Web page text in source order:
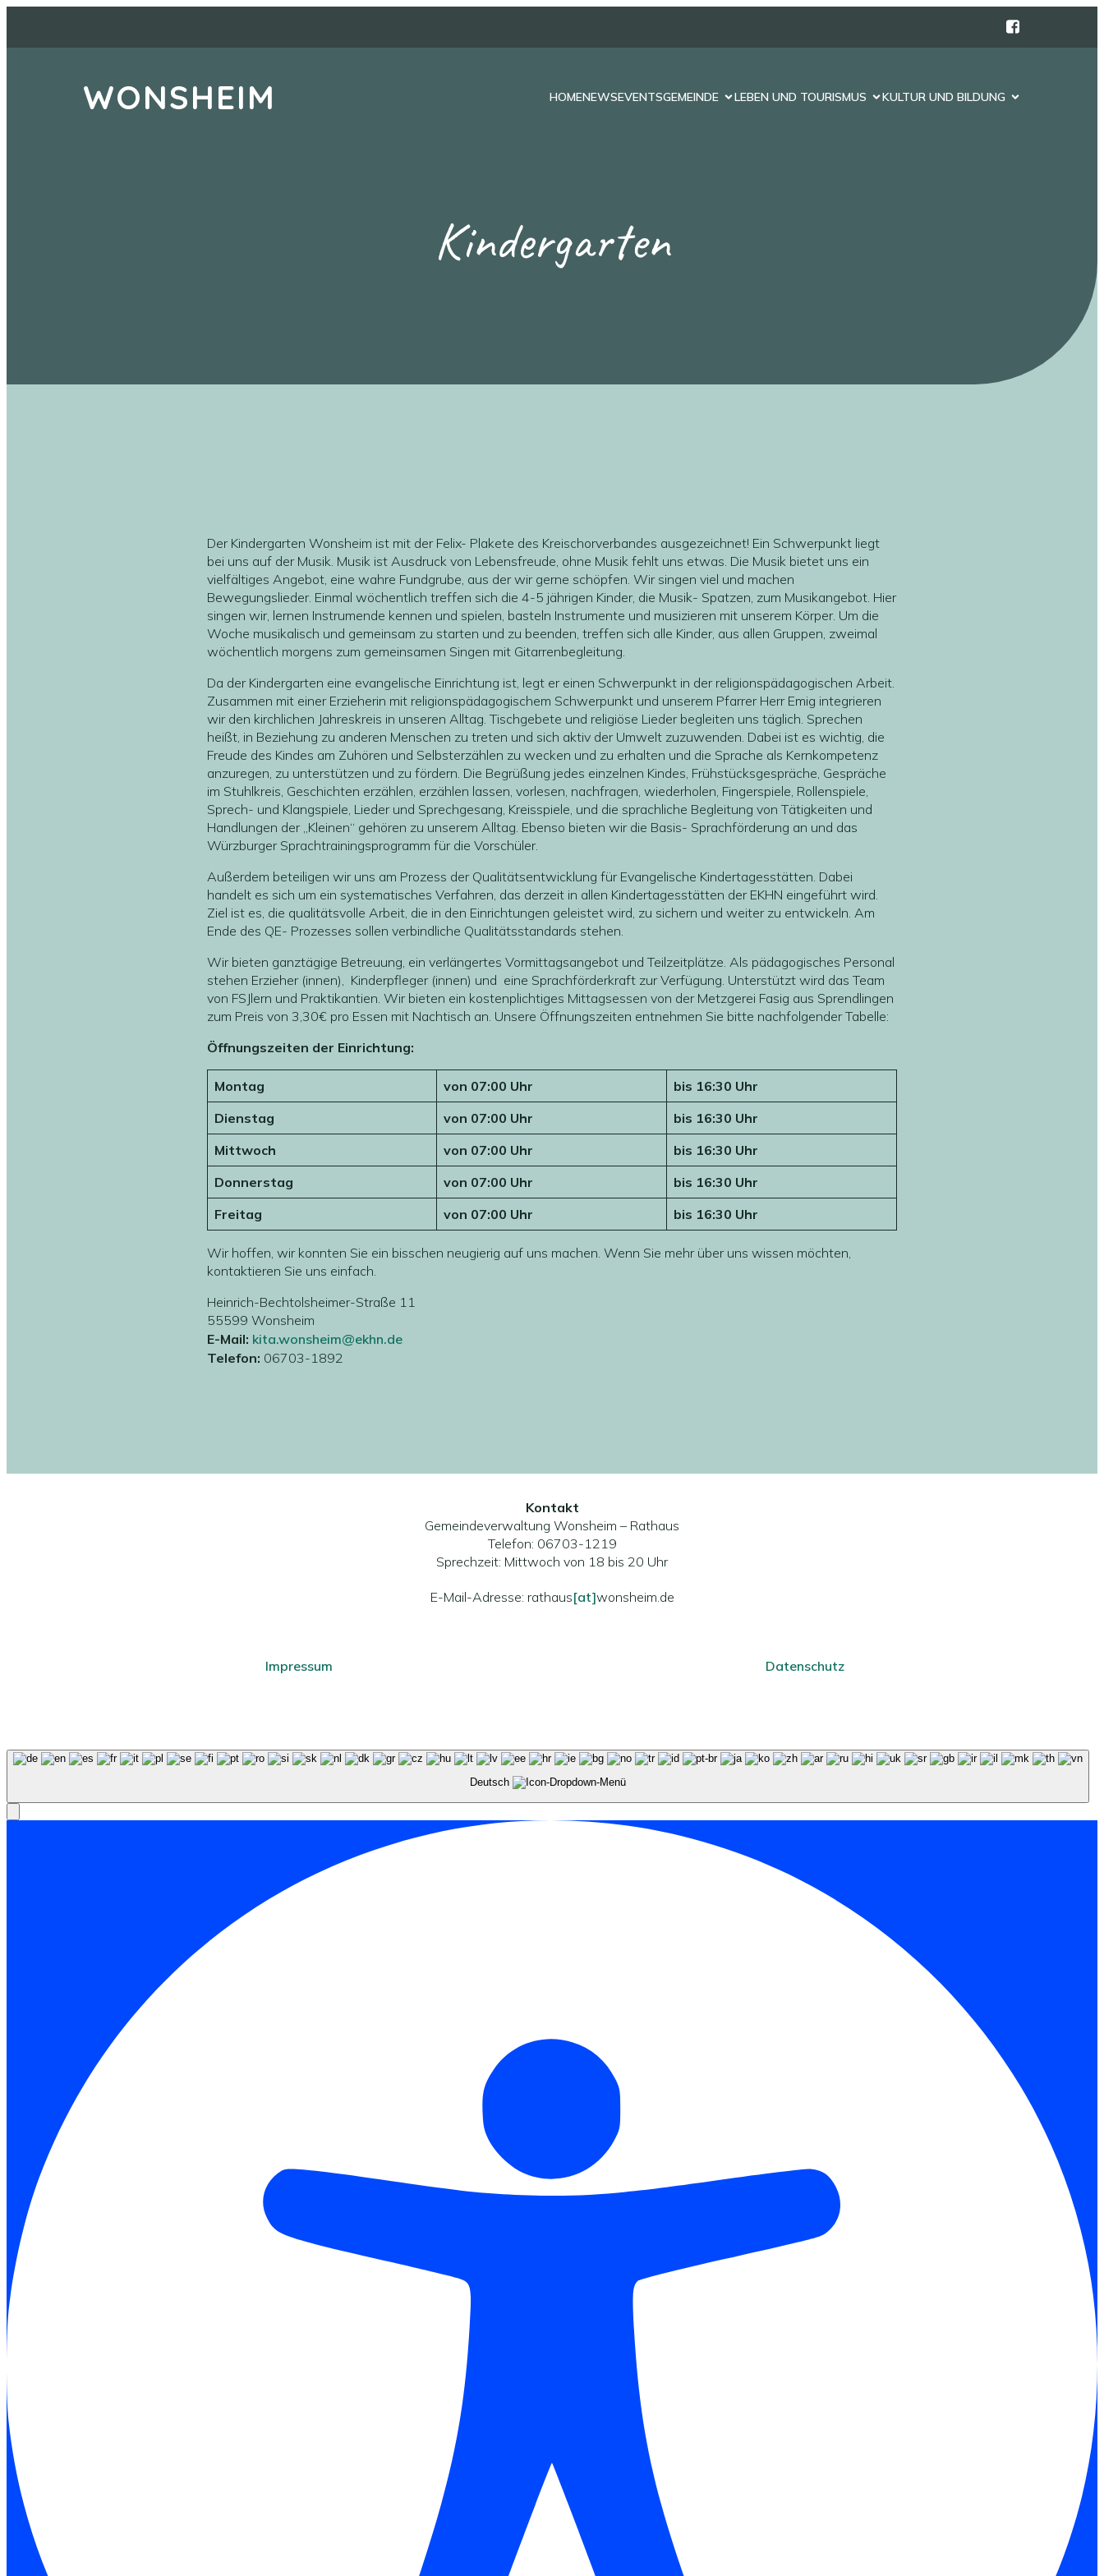
WONSHEIM HOMENEWSEVENTSGEMEINDE LEBEN UND TOURISMUS KULTUR UND BILDUNG
Kindergarten
Der Kindergarten Wonsheim ist mit der Felix- Plakete des Kreischorverbandes ausgezeichnet! Ein Schwerpunkt liegt
bei uns auf der Musik. Musik ist Ausdruck von Lebensfreude, ohne Musik fehlt uns etwas. Die Musik bietet uns ein
vielfältiges Angebot, eine wahre Fundgrube, aus der wir gerne schöpfen. Wir singen viel und machen
Bewegungslieder. Einmal wöchentlich treffen sich die 4-5 jährigen Kinder, die Musik- Spatzen, zum Musikangebot. Hier
singen wir, lernen Instrumende kennen und spielen, basteln Instrumente und musizieren mit unserem Körper. Um die
Woche musikalisch und gemeinsam zu starten und zu beenden, treffen sich alle Kinder, aus allen Gruppen, zweimal
wöchentlich morgens zum gemeinsamen Singen mit Gitarrenbegleitung.
Da der Kindergarten eine evangelische Einrichtung ist, legt er einen Schwerpunkt in der religionspädagogischen Arbeit.
Zusammen mit einer Erzieherin mit religionspädagogischem Schwerpunkt und unserem Pfarrer Herr Emig integrieren
wir den kirchlichen Jahreskreis in unseren Alltag. Tischgebete und religiöse Lieder begleiten uns täglich. Sprechen
heißt, in Beziehung zu anderen Menschen zu treten und sich aktiv der Umwelt zuzuwenden. Dabei ist es wichtig, die
Freude des Kindes am Zuhören und Selbsterzählen zu wecken und zu erhalten und die Sprache als Kernkompetenz
anzuregen, zu unterstützen und zu fördern. Die Begrüßung jedes einzelnen Kindes, Frühstücksgespräche, Gespräche
im Stuhlkreis, Geschichten erzählen, erzählen lassen, vorlesen, nachfragen, wiederholen, Fingerspiele, Rollenspiele,
Sprech- und Klangspiele, Lieder und Sprechgesang, Kreisspiele, und die sprachliche Begleitung von Tätigkeiten und
Handlungen der „Kleinen“ gehören zu unserem Alltag. Ebenso bieten wir die Basis- Sprachförderung an und das
Würzburger Sprachtrainingsprogramm für die Vorschüler.
Außerdem beteiligen wir uns am Prozess der Qualitätsentwicklung für Evangelische Kindertagesstätten. Dabei
handelt es sich um ein systematisches Verfahren, das derzeit in allen Kindertagesstätten der EKHN eingeführt wird.
Ziel ist es, die qualitätsvolle Arbeit, die in den Einrichtungen geleistet wird, zu sichern und weiter zu entwickeln. Am
Ende des QE- Prozesses sollen verbindliche Qualitätsstandards stehen.
Wir bieten ganztägige Betreuung, ein verlängertes Vormittagsangebot und Teilzeitplätze. Als pädagogisches Personal
stehen Erzieher (innen), Kinderpfleger (innen) und eine Sprachförderkraft zur Verfügung. Unterstützt wird das Team
von FSJlern und Praktikantien. Wir bieten ein kostenplichtiges Mittagsessen von der Metzgerei Fasig aus Sprendlingen
zum Preis von 3,30€ pro Essen mit Nachtisch an. Unsere Öffnungszeiten entnehmen Sie bitte nachfolgender Tabelle:
Öffnungszeiten der Einrichtung:
Montag von 07:00 Uhr
bis 16:30 Uhr
Dienstag
von 07:00 Uhr
bis 16:30 Uhr
Mittwoch
von 07:00 Uhr
bis 16:30 Uhr
Donnerstag
von 07:00 Uhr
bis 16:30 Uhr
Freitag
von 07:00 Uhr bis 16:30 Uhr
Wir hoffen, wir konnten Sie ein bisschen neugierig auf uns machen. Wenn Sie mehr über uns wissen möchten,
kontaktieren Sie uns einfach.
Heinrich-Bechtolsheimer-Straße 11
55599 Wonsheim
E-Mail: kita.wonsheim@ekhn.de
Telefon: 06703-1892
Kontakt
Gemeindeverwaltung Wonsheim – Rathaus
Telefon: 06703-1219
Sprechzeit: Mittwoch von 18 bis 20 Uhr
E-Mail-Adresse: rathaus[at]wonsheim.de
Impressum Datenschutz
Deutsch